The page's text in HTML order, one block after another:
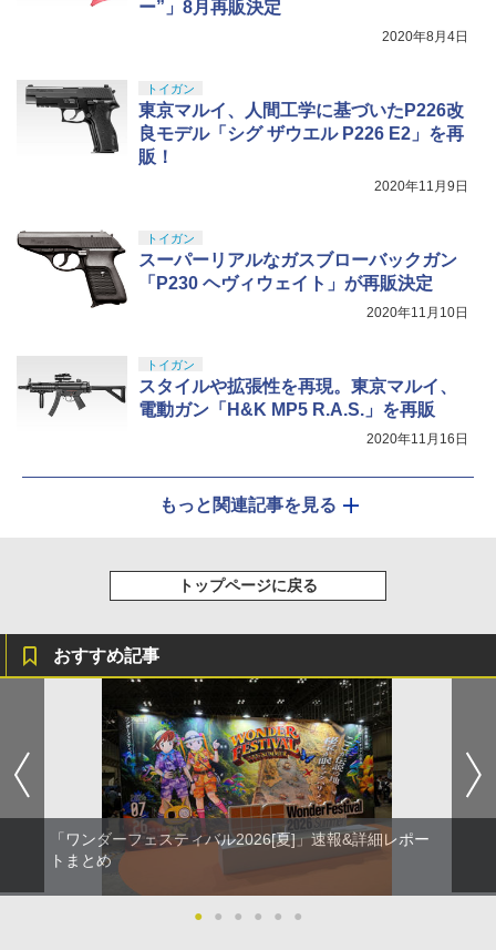
ー”」8月再販決定
2020年8月4日
トイガン
東京マルイ、人間工学に基づいたP226改
良モデル「シグ ザウエル P226 E2」を再
販！
2020年11月9日
トイガン
スーパーリアルなガスブローバックガン
「P230 ヘヴィウェイト」が再販決定
2020年11月10日
トイガン
スタイルや拡張性を再現。東京マルイ、
電動ガン「H&K MP5 R.A.S.」を再販
2020年11月16日
もっと関連記事を見る
トップページに戻る
おすすめ記事
「ワンダーフェスティバル2026[夏]」速報&詳細レポー
トまとめ
● ● ● ● ● ●